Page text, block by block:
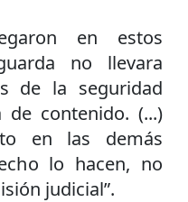
en estos
no llevara
de la seguridad
de contenido. (...)
en las demás
lo hacen, no
judicial”.